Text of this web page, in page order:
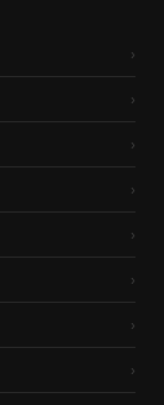
›
›
›
›
›
›
›
›